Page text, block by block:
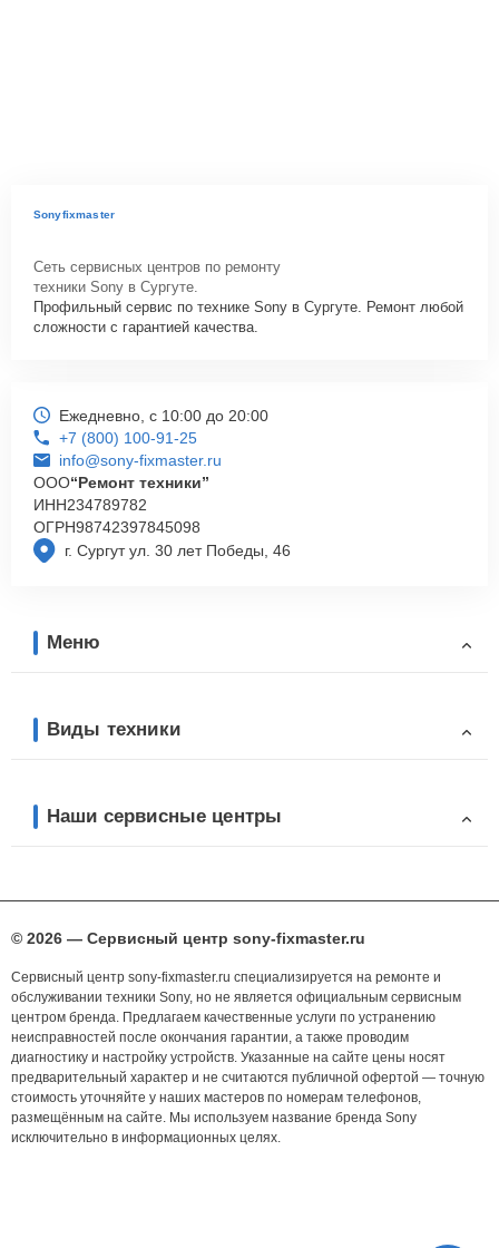
Sonyfixmaster
Сеть сервисных центров по ремонту
техники Sony в Сургуте.
Профильный сервис по технике Sony в Сургуте. Ремонт любой
сложности с гарантией качества.
г. Сургут ул. 30 лет Победы, 46
Ежедневно, с 10:00 до 20:00
+7 (800) 100-91-25
info@sony-fixmaster.ru
ООО“Ремонт техники”
ИНН234789782
ОГРН98742397845098
Меню
Виды техники
Наши сервисные центры
© 2026 — Сервисный центр sony-fixmaster.ru
Сервисный центр sony-fixmaster.ru специализируется на ремонте и
обслуживании техники Sony, но не является официальным сервисным
центром бренда. Предлагаем качественные услуги по устранению
неисправностей после окончания гарантии, а также проводим
диагностику и настройку устройств. Указанные на сайте цены носят
предварительный характер и не считаются публичной офертой — точную
стоимость уточняйте у наших мастеров по номерам телефонов,
размещённым на сайте. Мы используем название бренда Sony
исключительно в информационных целях.